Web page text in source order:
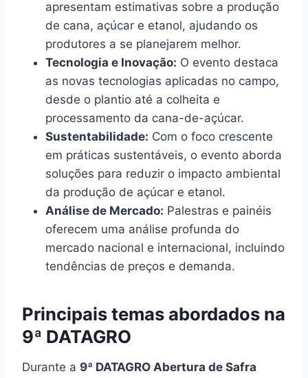
apresentam estimativas sobre a produção
de cana, açúcar e etanol, ajudando os
produtores a se planejarem melhor.
Tecnologia e Inovação: O evento destaca
as novas tecnologias aplicadas no campo,
desde o plantio até a colheita e
processamento da cana-de-açúcar.
Sustentabilidade: Com o foco crescente
em práticas sustentáveis, o evento aborda
soluções para reduzir o impacto ambiental
da produção de açúcar e etanol.
Análise de Mercado: Palestras e painéis
oferecem uma análise profunda do
mercado nacional e internacional, incluindo
tendências de preços e demanda.
Principais temas abordados na
9ª DATAGRO
Durante a 9ª DATAGRO Abertura de Safra